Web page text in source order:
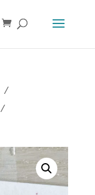
/
/